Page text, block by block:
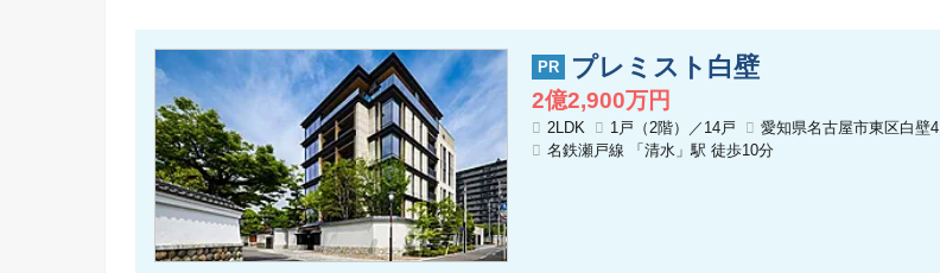
プレミスト白壁
2億2,900万円
2LDK 1戸（2階）／14戸
愛知県名古屋市東区白壁4
名鉄瀬戸線 「清水」駅 徒歩10分